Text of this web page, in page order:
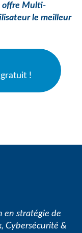
offre Multi-
le meilleur
!
en stratégie de
Cybersécurité &